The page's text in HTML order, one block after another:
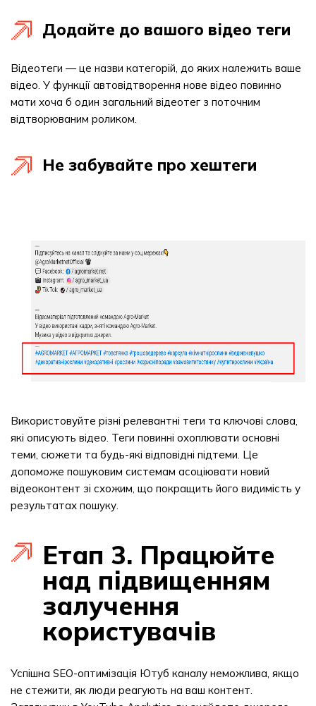
Додайте до вашого відео теги
Відеотеги — це назви категорій, до яких належить ваше
відео. У функції автовідтворення нове відео повинно
мати хоча б один загальний відеотег з поточним
відтворюваним роликом.
Не забувайте про хештеги
Використовуйте різні релевантні теги та ключові слова,
які описують відео. Теги повинні охоплювати основні
теми, сюжети та будь-які відповідні підтеми. Це
допоможе пошуковим системам асоціювати новий
відеоконтент зі схожим, що покращить його видимість у
результатах пошуку.
Етап 3. Працюйте
над підвищенням
залучення
користувачів
Успішна SEO-оптимізація Ютуб каналу неможлива, якщо
не стежити, як люди реагують на ваш контент.